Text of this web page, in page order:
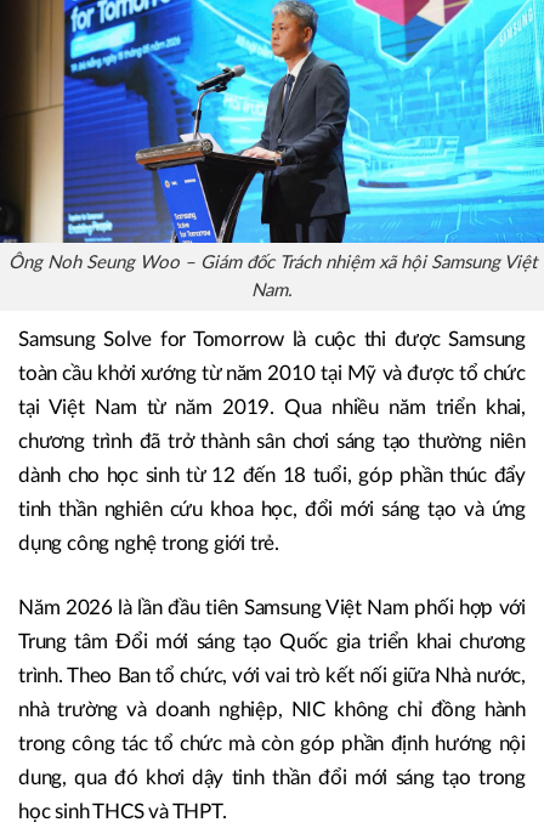
Ông Noh Seung Woo – Giám đốc Trách nhiệm xã hội Samsung Việt
Nam.
Samsung Solve for Tomorrow là cuộc thi được Samsung
toàn cầu khởi xướng từ năm 2010 tại Mỹ và được tổ chức
tại Việt Nam từ năm 2019. Qua nhiều năm triển khai,
chương trình đã trở thành sân chơi sáng tạo thường niên
dành cho học sinh từ 12 đến 18 tuổi, góp phần thúc đẩy
tinh thần nghiên cứu khoa học, đổi mới sáng tạo và ứng
dụng công nghệ trong giới trẻ.
Năm 2026 là lần đầu tiên Samsung Việt Nam phối hợp với
Trung tâm Đổi mới sáng tạo Quốc gia triển khai chương
trình. Theo Ban tổ chức, với vai trò kết nối giữa Nhà nước,
nhà trường và doanh nghiệp, NIC không chỉ đồng hành
trong công tác tổ chức mà còn góp phần định hướng nội
dung, qua đó khơi dậy tinh thần đổi mới sáng tạo trong
học sinh THCS và THPT.